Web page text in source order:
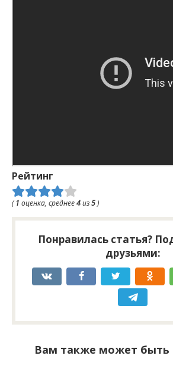
Рейтинг
(1 оценка, среднее4из5)
Понравилась статья?
друзьями:
Вам также может быть